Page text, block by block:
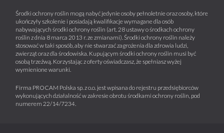
Środki ochrony roślin mogą nabyć jedynie osoby pełnoletnie oraz osoby, które
ukończyły szkolenie i posiadają kwalifikacje wymagane dla osób
nabywających środki ochrony roślin (art. 28 ustawy o środkach ochrony
roślin z dnia 8 marca 2013 r. ze zmianami). Środki ochrony roślin należy
stosować w taki sposób, aby nie stwarzać zagrożenia dla zdrowia ludzi,
zwierząt oraz dla środowiska. Kupującym środki ochrony roślin musi być
osobą trzeźwą. Korzystając z oferty oświadczasz, że spełniasz wyżej
wymienione warunki.
Firma PROCAM Polska sp. z o.o. jest wpisana do rejestru przedsiębiorców
wykonujących działalność w zakresie obrotu środkami ochrony roślin, pod
numerem 22/14/7234.